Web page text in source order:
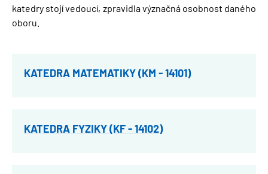
FAKULTA
katedry stojí vedoucí, zpravidla význačná osobnost daného
oboru.
KATEDRA MATEMATIKY (KM - 14101)
KATEDRA FYZIKY (KF - 14102)